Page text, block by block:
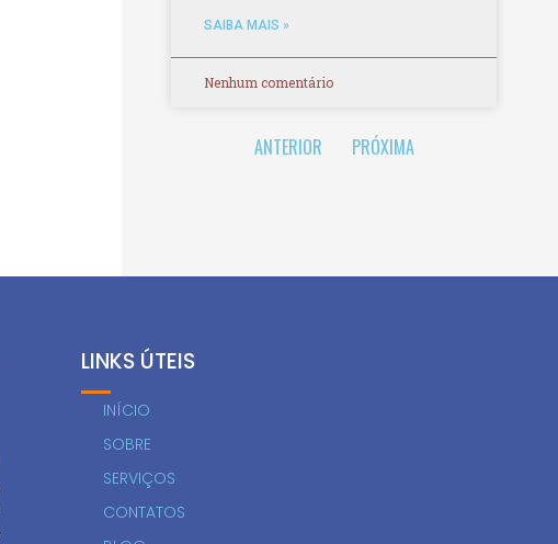
SAIBA MAIS »
Nenhum comentário
ANTERIOR PRÓXIMA
LINKS ÚTEIS
INÍCIO
SOBRE
SERVIÇOS
CONTATOS